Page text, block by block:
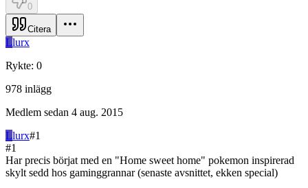
0
Citera
Llurx
Rykte: 0
978 inlägg
Medlem sedan 4 aug. 2015
Llurx#1
#1
Har precis börjat med en "Home sweet home" pokemon inspirerad
skylt sedd hos gaminggrannar (senaste avsnittet, ekken special)